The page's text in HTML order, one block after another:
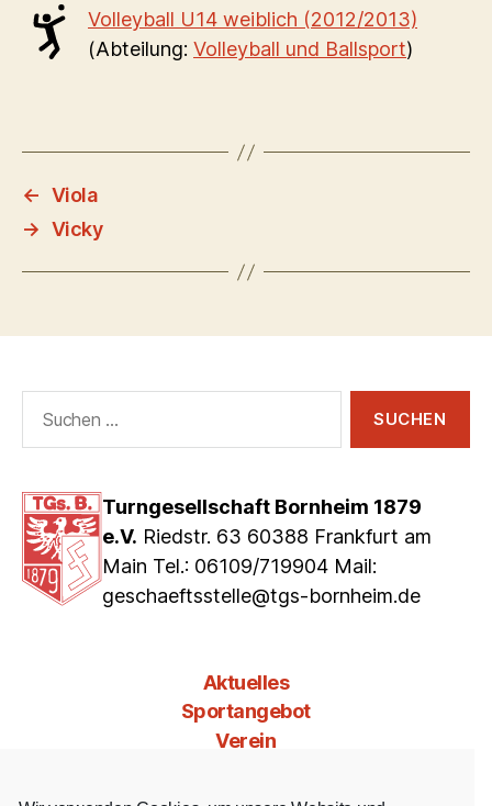
Volleyball U14 weiblich (2012/2013)
(Abteilung: Volleyball und Ballsport)
← Viola
→ Vicky
Turngesellschaft Bornheim 1879
e.V. Riedstr. 63 60388 Frankfurt am
Main Tel.: 06109/719904 Mail:
geschaeftsstelle@tgs-bornheim.de
nach:
Aktuelles
Sportangebot
Verein
Jobs & Co